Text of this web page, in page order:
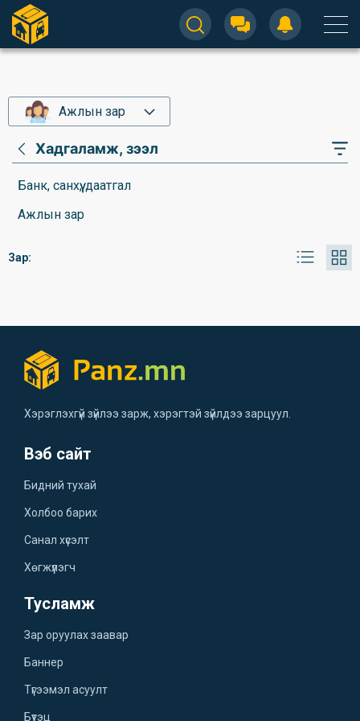
Ажлын зар
Хадгаламж, зээл
Банк, санхүү, даатгал
Ажлын зар
Зар:
Хэрэглэхгүй зүйлээ зарж, хэрэгтэй зүйлдээ зарцуул.
Вэб сайт
Бидний тухай
Холбоо барих
Санал хүсэлт
Хөгжүүлэгч
Тусламж
Зар оруулах заавар
Баннер
Түгээмэл асуулт
Бүтэц